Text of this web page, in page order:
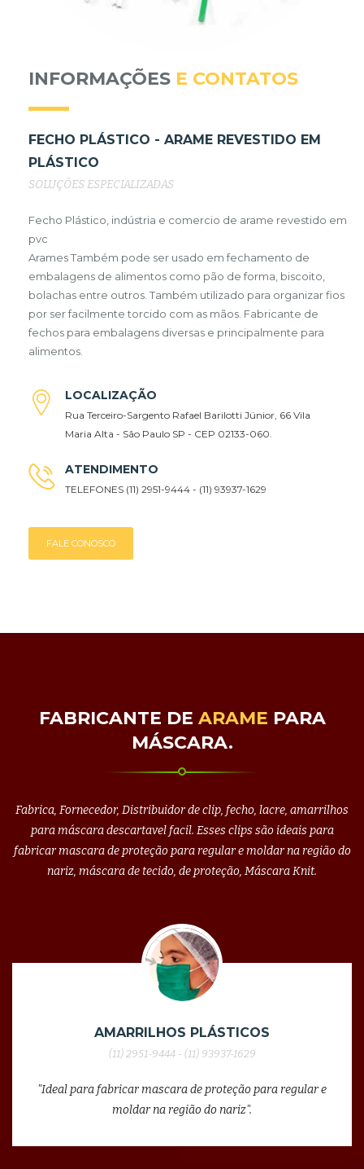
INFORMAÇÕES E CONTATOS
FECHO PLÁSTICO - ARAME REVESTIDO EM
PLÁSTICO
SOLUÇÕES ESPECIALIZADAS
Fecho Plástico, indústria e comercio de arame revestido em
pvc
Arames Também pode ser usado em fechamento de
embalagens de alimentos como pão de forma, biscoito,
bolachas entre outros. Também utilizado para organizar fios
por ser facilmente torcido com as mãos. Fabricante de
fechos para embalagens diversas e principalmente para
alimentos.
LOCALIZAÇÃO
Rua Terceiro-Sargento Rafael Barilotti Júnior, 66 Vila
Maria Alta - São Paulo SP - CEP 02133-060.
ATENDIMENTO
TELEFONES (11) 2951-9444 - (11) 93937-1629
FALE CONOSCO
FABRICANTE DE ARAME PARA
MÁSCARA.
Fabrica, Fornecedor, Distribuidor de clip, fecho, lacre, amarrilhos
para máscara descartavel facil. Esses clips são ideais para
fabricar mascara de proteção para regular e moldar na região do
nariz, máscara de tecido, de proteção, Máscara Knit.
AMARRILHOS PLÁSTICOS
(11) 2951-9444 - (11) 93937-1629
"Ideal para fabricar mascara de proteção para regular e
moldar na região do nariz".